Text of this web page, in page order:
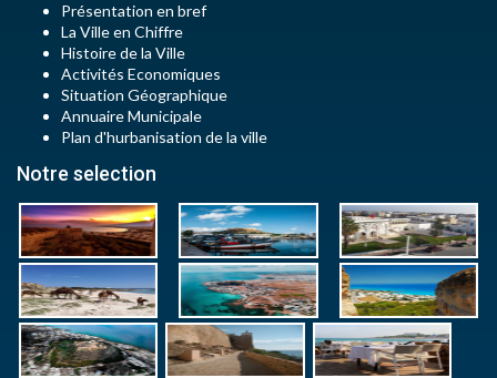
Présentation en bref
La Ville en Chiffre
Histoire de la Ville
Activités Economiques
Situation Géographique
Annuaire Municipale
Plan d'hurbanisation de la ville
Notre selection